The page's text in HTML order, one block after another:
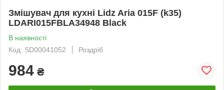
Змішувач для кухні Lidz Aria 015F (k35)
LDARI015FBLA34948 Black
В наявності
Код: SD00041052
Роздріб
984 ₴